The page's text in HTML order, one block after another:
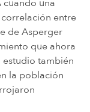
cuando una
entre
de Asperger
que ahora
estudio también
la población